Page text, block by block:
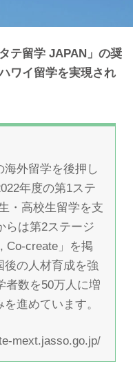
テ留学 JAPAN」の奨
ワイ留学を実現され
外留学を後押し
年度の第1ステ
・高校生留学を支
らは第2ステージ
Co-create」を掲
後の人材育成を強
者数を50万人に増
進めています。
mext.jasso.go.jp/